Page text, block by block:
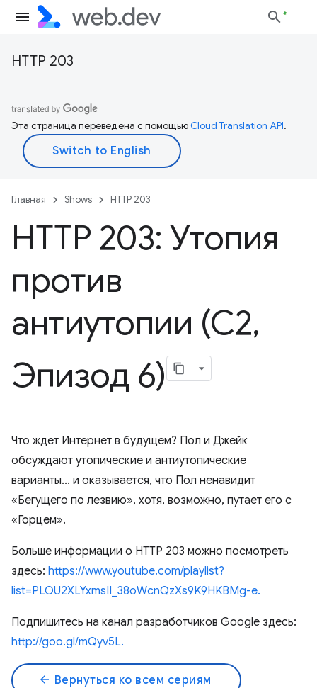
HTTP 203
Эта страница переведена с помощьюCloud Translation API.
Главная Shows HTTP 203
HTTP 203: Утопия
против
антиутопии (С2,
Эпизод 6)
Что ждет Интернет в будущем? Пол и Джейк
обсуждают утопические и антиутопические
варианты... и оказывается, что Пол ненавидит
«Бегущего по лезвию», хотя, возможно, путает его с
«Горцем».
Больше информации о HTTP 203 можно посмотреть
здесь: https://www.youtube.com/playlist?
list=PLOU2XLYxmsII_38oWcnQzXs9K9HKBMg-e.
Подпишитесь на канал разработчиков Google здесь:
http://goo.gl/mQyv5L.
arrow_back Вернуться ко всем сериям